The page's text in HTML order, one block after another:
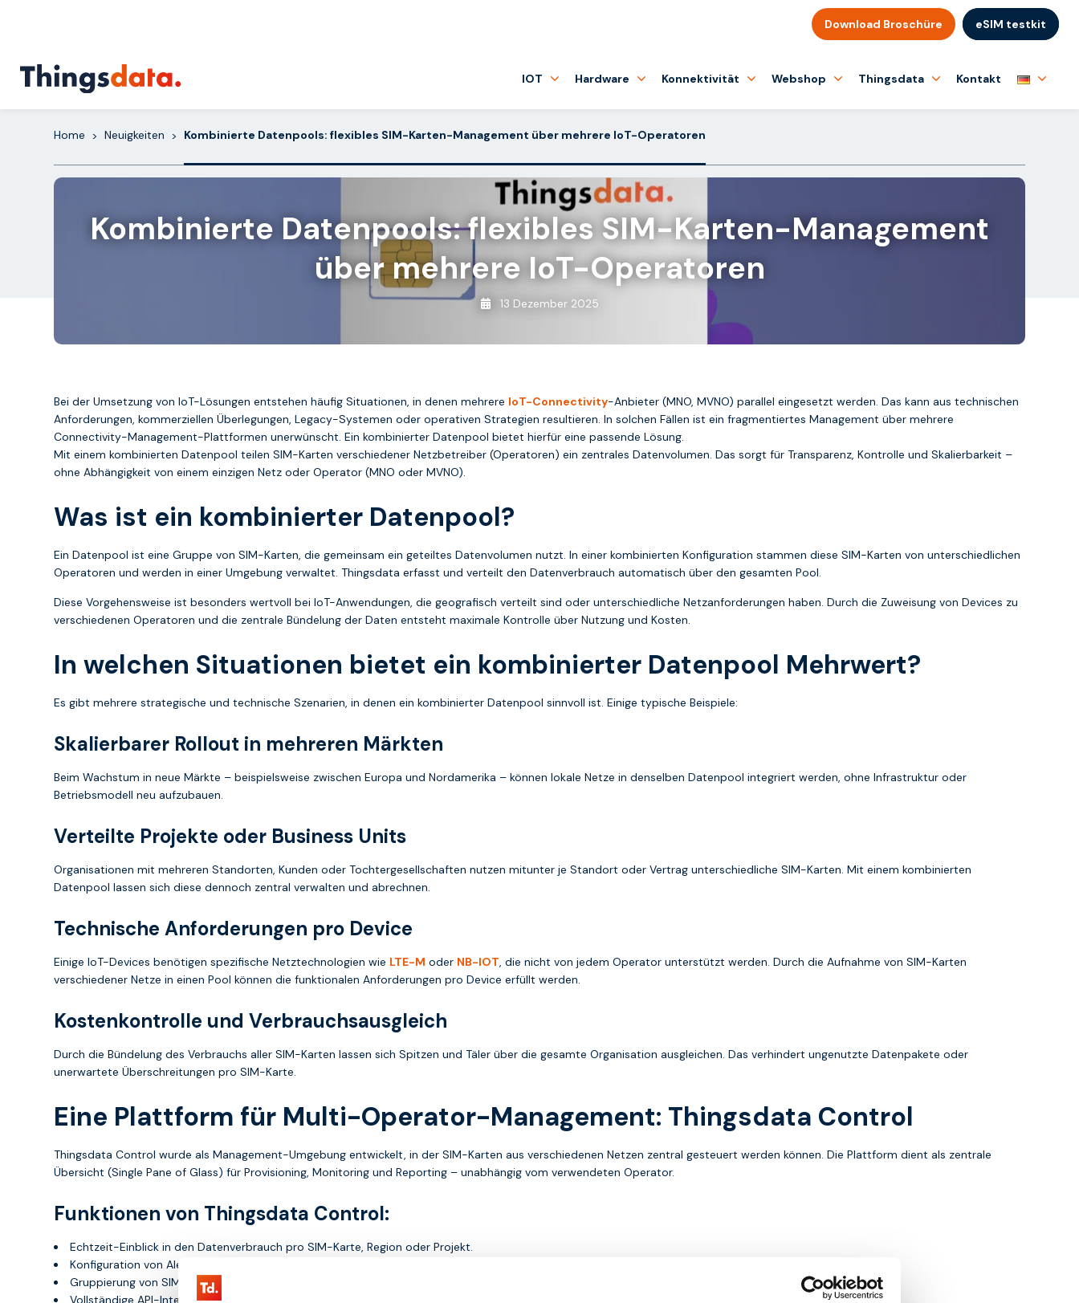
Download Broschüre eSIM testkit
IOT Hardware Konnektivität Webshop Thingsdata Kontakt
Home > Neuigkeiten > Kombinierte Datenpools: flexibles SIM-Karten-Management über mehrere IoT-Operatoren
Kombinierte Datenpools: flexibles SIM-Karten-Management
über mehrere IoT-Operatoren
13 Dezember 2025
Bei der Umsetzung von IoT-Lösungen entstehen häufig Situationen, in denen mehrere IoT-Connectivity-Anbieter (MNO, MVNO) parallel eingesetzt werden. Das kann aus technischen
Anforderungen, kommerziellen Überlegungen, Legacy-Systemen oder operativen Strategien resultieren. In solchen Fällen ist ein fragmentiertes Management über mehrere
Connectivity-Management-Plattformen unerwünscht. Ein kombinierter Datenpool bietet hierfür eine passende Lösung.
Mit einem kombinierten Datenpool teilen SIM-Karten verschiedener Netzbetreiber (Operatoren) ein zentrales Datenvolumen. Das sorgt für Transparenz, Kontrolle und Skalierbarkeit –
ohne Abhängigkeit von einem einzigen Netz oder Operator (MNO oder MVNO).
Was ist ein kombinierter Datenpool?
Ein Datenpool ist eine Gruppe von SIM-Karten, die gemeinsam ein geteiltes Datenvolumen nutzt. In einer kombinierten Konfiguration stammen diese SIM-Karten von unterschiedlichen
Operatoren und werden in einer Umgebung verwaltet. Thingsdata erfasst und verteilt den Datenverbrauch automatisch über den gesamten Pool.
Diese Vorgehensweise ist besonders wertvoll bei IoT-Anwendungen, die geografisch verteilt sind oder unterschiedliche Netzanforderungen haben. Durch die Zuweisung von Devices zu
verschiedenen Operatoren und die zentrale Bündelung der Daten entsteht maximale Kontrolle über Nutzung und Kosten.
In welchen Situationen bietet ein kombinierter Datenpool Mehrwert?
Es gibt mehrere strategische und technische Szenarien, in denen ein kombinierter Datenpool sinnvoll ist. Einige typische Beispiele:
Skalierbarer Rollout in mehreren Märkten
Beim Wachstum in neue Märkte – beispielsweise zwischen Europa und Nordamerika – können lokale Netze in denselben Datenpool integriert werden, ohne Infrastruktur oder
Betriebsmodell neu aufzubauen.
Verteilte Projekte oder Business Units
Organisationen mit mehreren Standorten, Kunden oder Tochtergesellschaften nutzen mitunter je Standort oder Vertrag unterschiedliche SIM-Karten. Mit einem kombinierten
Datenpool lassen sich diese dennoch zentral verwalten und abrechnen.
Technische Anforderungen pro Device
Einige IoT-Devices benötigen spezifische Netztechnologien wie LTE-M oder NB-IOT, die nicht von jedem Operator unterstützt werden. Durch die Aufnahme von SIM-Karten
verschiedener Netze in einen Pool können die funktionalen Anforderungen pro Device erfüllt werden.
Kostenkontrolle und Verbrauchsausgleich
Durch die Bündelung des Verbrauchs aller SIM-Karten lassen sich Spitzen und Täler über die gesamte Organisation ausgleichen. Das verhindert ungenutzte Datenpakete oder
unerwartete Überschreitungen pro SIM-Karte.
Eine Plattform für Multi-Operator-Management: Thingsdata Control
Thingsdata Control wurde als Management-Umgebung entwickelt, in der SIM-Karten aus verschiedenen Netzen zentral gesteuert werden können. Die Plattform dient als zentrale
Übersicht (Single Pane of Glass) für Provisioning, Monitoring und Reporting – unabhängig vom verwendeten Operator.
Funktionen von Thingsdata Control:
Echtzeit-Einblick in den Datenverbrauch pro SIM-Karte, Region oder Projekt.
Konfiguration von Alerts, Limits und Reports.
Gruppierung von SIM-Karten nach Anwendung oder Geografie.
Vollständige API-Integration.